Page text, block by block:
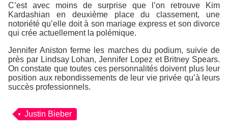
C’est avec moins de surprise que l’on retrouve Kim
Kardashian en deuxième place du classement, une
notoriété qu’elle doit à son mariage express et son divorce
qui crée actuellement la polémique.
Jennifer Aniston ferme les marches du podium, suivie de
près par Lindsay Lohan, Jennifer Lopez et Britney Spears.
On constate que toutes ces personnalités doivent plus leur
position aux rebondissements de leur vie privée qu’à leurs
succès professionnels.
Justin Bieber